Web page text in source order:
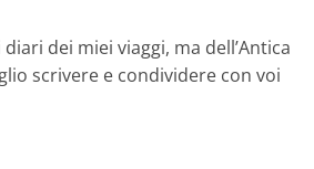
dei miei viaggi, ma dell’Antica
scrivere e condividere con voi